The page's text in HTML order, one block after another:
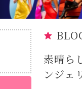
素晴ら
ンジェ